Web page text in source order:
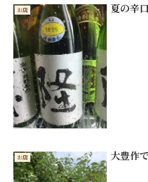
お店 夏の辛口
お店 大豊作で